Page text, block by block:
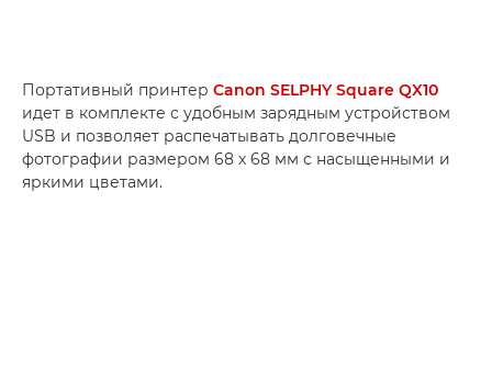
Портативный принтер Canon SELPHY Square QX10
идет в комплекте с удобным зарядным устройством
USB и позволяет распечатывать долговечные
фотографии размером 68 x 68 мм с насыщенными и
яркими цветами.